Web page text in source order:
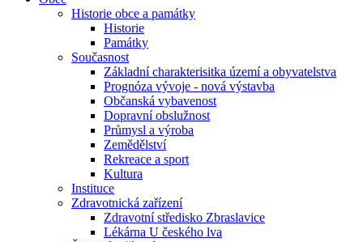
Historie obce a památky
Historie
Památky
Současnost
Základní charakterisitka území a obyvatelstva
Prognóza vývoje - nová výstavba
Občanská vybavenost
Dopravní obslužnost
Průmysl a výroba
Zemědělství
Rekreace a sport
Kultura
Instituce
Zdravotnická zařízení
Zdravotní středisko Zbraslavice
Lékárna U českého lva